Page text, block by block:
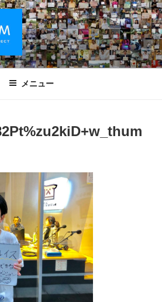
ドリームプロジェクト
PROJECT
に！ Sparks of Joy with dreams for
メニュー